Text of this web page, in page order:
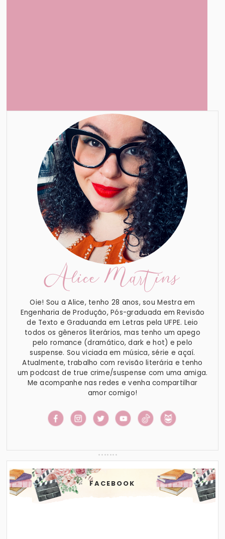
Alice Martins
Oie! Sou a Alice, tenho 28 anos, sou Mestra em
Engenharia de Produção, Pós-graduada em Revisão
de Texto e Graduanda em Letras pela UFPE. Leio
todos os gêneros literários, mas tenho um apego
pelo romance (dramático, dark e hot) e pelo
suspense. Sou viciada em música, série e açaí.
Atualmente, trabalho com revisão literária e tenho
um podcast de true crime/suspense com uma amiga.
Me acompanhe nas redes e venha compartilhar
amor comigo!
FACEBOOK